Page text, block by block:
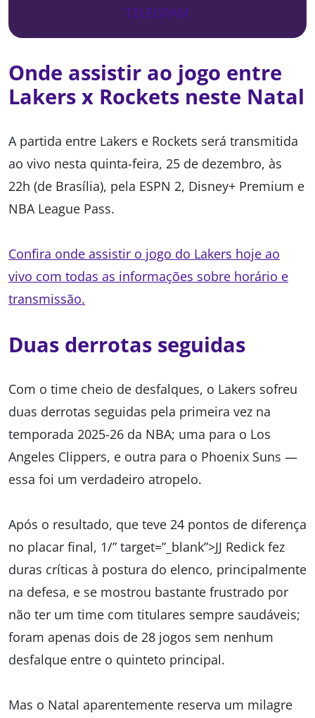
TELEGRAM
Onde assistir ao jogo entre
Lakers x Rockets neste Natal
A partida entre Lakers e Rockets será transmitida
ao vivo nesta quinta-feira, 25 de dezembro, às
22h (de Brasília), pela ESPN 2, Disney+ Premium e
NBA League Pass.
Confira onde assistir o jogo do Lakers hoje ao
vivo com todas as informações sobre horário e
transmissão.
Duas derrotas seguidas
Com o time cheio de desfalques, o Lakers sofreu
duas derrotas seguidas pela primeira vez na
temporada 2025-26 da NBA; uma para o Los
Angeles Clippers, e outra para o Phoenix Suns —
essa foi um verdadeiro atropelo.
Após o resultado, que teve 24 pontos de diferença
no placar final, 1/” target=”_blank”>JJ Redick fez
duras críticas à postura do elenco, principalmente
na defesa, e se mostrou bastante frustrado por
não ter um time com titulares sempre saudáveis;
foram apenas dois de 28 jogos sem nenhum
desfalque entre o quinteto principal.
Mas o Natal aparentemente reserva um milagre